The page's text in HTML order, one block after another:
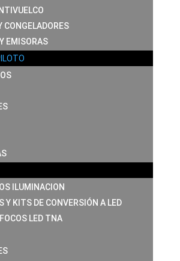
CONGELADORES
EMISORAS
ILUMINACION
Y KITS DE CONVERSIÓN A LED
LED TNA